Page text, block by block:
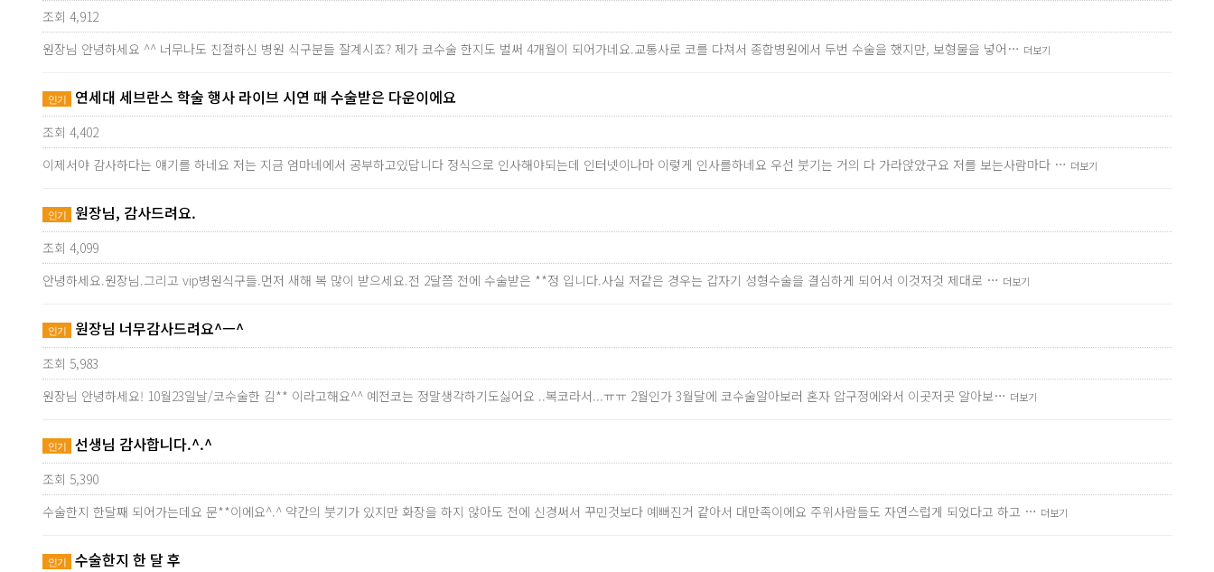
조회 4,912
원장님 안녕하세요 ^^ 너무나도 친절하신 병원 식구분들 잘계시죠? 제가 코수술 한지도 벌써 4개월이 되어가네요.교통사로 코를 다쳐서 종합병원에서 두번 수술을 했지만, 보형물을 넣어… 더보기
인기 연세대 세브란스 학술 행사 라이브 시연 때 수술받은 다운이에요
조회 4,402
이제서야 감사하다는 얘기를 하네요 저는 지금 엄마네에서 공부하고있답니다 정식으로 인사해야되는데 인터넷이나마 이렇게 인사를하네요 우선 붓기는 거의 다 가라앉았구요 저를 보는사람마다 … 더보기
인기 원장님, 감사드려요.
조회 4,099
안녕하세요.원장님.그리고 vip병원식구들.먼저 새해 복 많이 받으세요.전 2달쯤 전에 수술받은 **정 입니다.사실 저같은 경우는 갑자기 성형수술을 결심하게 되어서 이것저것 제대로 … 더보기
인기 원장님 너무감사드려요^ㅡ^
조회 5,983
원장님 안녕하세요! 10월23일날/코수술한 김** 이라고해요^^ 예전코는 정말생각하기도싫어요 ..복코라서...ㅠㅠ 2월인가 3월달에 코수술알아보러 혼자 압구정에와서 이곳저곳 알아보… 더보기
인기 선생님 감사합니다.^.^
조회 5,390
수술한지 한달째 되어가는데요 문**이에요^.^ 약간의 붓기가 있지만 화장을 하지 않아도 전에 신경써서 꾸민것보다 예뻐진거 같아서 대만족이에요 주위사람들도 자연스럽게 되었다고 하고 … 더보기
인기 수술한지 한 달 후